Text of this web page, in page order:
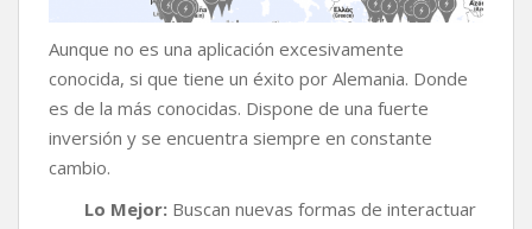
Aunque no es una aplicación excesivamente
conocida, si que tiene un éxito por Alemania. Donde
es de la más conocidas. Dispone de una fuerte
inversión y se encuentra siempre en constante
cambio.
Lo Mejor: Buscan nuevas formas de interactuar